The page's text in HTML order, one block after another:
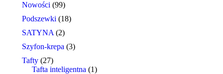
Nowości (99)
Podszewki (18)
SATYNA (2)
Szyfon-krepa (3)
Tafty (27)
Tafta inteligentna (1)